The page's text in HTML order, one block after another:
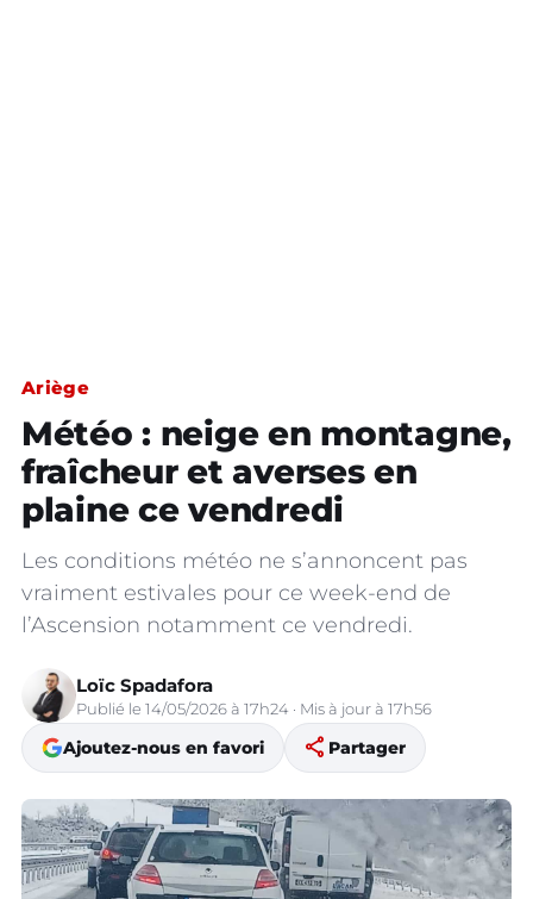
Ariège
Météo : neige en montagne,
fraîcheur et averses en
plaine ce vendredi
Les conditions météo ne s’annoncent pas
vraiment estivales pour ce week-end de
l’Ascension notamment ce vendredi.
Loïc Spadafora
Publié le 14/05/2026 à 17h24 · Mis à jour à 17h56
Ajoutez-nous en favori share Partager